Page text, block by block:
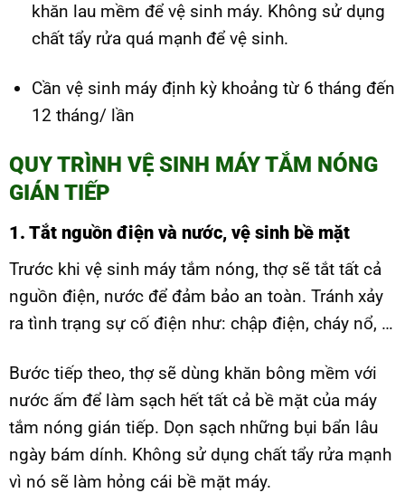
khăn lau mềm để vệ sinh máy. Không sử dụng
chất tẩy rửa quá mạnh để vệ sinh.
Cần vệ sinh máy định kỳ khoảng từ 6 tháng đến
12 tháng/ lần
QUY TRÌNH VỆ SINH MÁY TẮM NÓNG
GIÁN TIẾP
1. Tắt nguồn điện và nước, vệ sinh bề mặt
Trước khi vệ sinh máy tắm nóng, thợ sẽ tắt tất cả
nguồn điện, nước để đảm bảo an toàn. Tránh xảy
ra tình trạng sự cố điện như: chập điện, cháy nổ, …
Bước tiếp theo, thợ sẽ dùng khăn bông mềm với
nước ấm để làm sạch hết tất cả bề mặt của máy
tắm nóng gián tiếp. Dọn sạch những bụi bẩn lâu
ngày bám dính. Không sử dụng chất tẩy rửa mạnh
vì nó sẽ làm hỏng cái bề mặt máy.